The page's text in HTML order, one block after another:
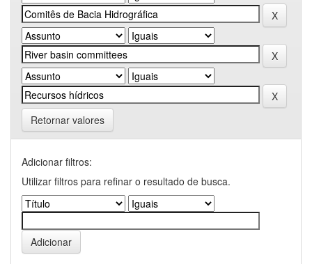
Retornar valores
Adicionar filtros:
Utilizar filtros para refinar o resultado de busca.